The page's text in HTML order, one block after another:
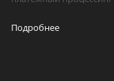
Подробнее